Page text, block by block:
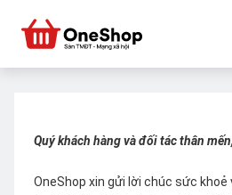
Quý khách hàng và đối tác thân mến,
OneShop xin gửi lời chúc sức